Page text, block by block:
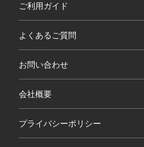
ご利用ガイド
よくあるご質問
お問い合わせ
会社概要
プライバシーポリシー